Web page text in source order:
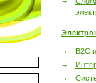
B2C